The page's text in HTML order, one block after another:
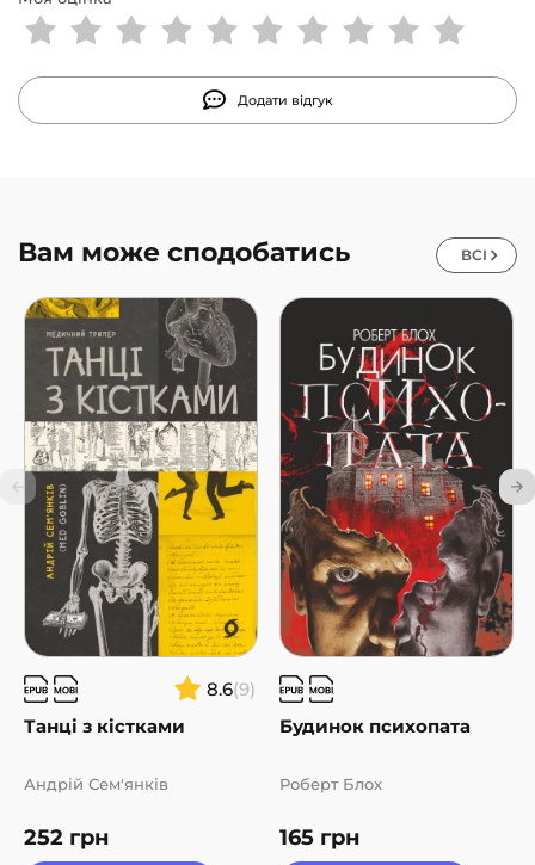
Додати відгук
Вам може сподобатись ВСІ
8.6(9)
Танці з кістками
252 грн
Андрій Сем'янків
Будинок психопата
165 грн
Роберт Блох